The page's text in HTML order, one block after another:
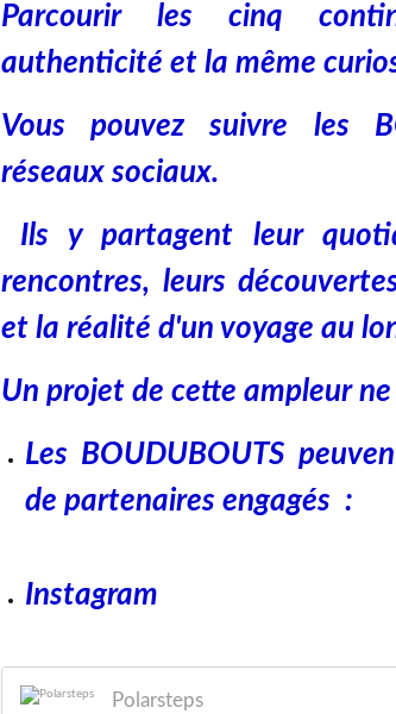
Parcourir les cinq
authenticité et la même
Vous pouvez suivre les
réseaux sociaux.
Ils y partagent leur
rencontres, leurs
et la réalité d'un voyage au
Un projet de cette ampleur
Les BOUDUBOUTS
de partenaires engagés :
Instagram
Polarsteps